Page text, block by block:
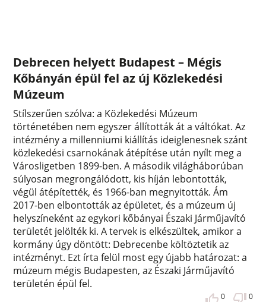
Debrecen helyett Budapest – Mégis
Kőbányán épül fel az új Közlekedési
Múzeum
Stílszerűen szólva: a Közlekedési Múzeum
történetében nem egyszer állították át a váltókat. Az
intézmény a millenniumi kiállítás ideiglenesnek szánt
közlekedési csarnokának átépítése után nyílt meg a
Városligetben 1899-ben. A második világháborúban
súlyosan megrongálódott, kis híján lebontották,
végül átépítették, és 1966-ban megnyitották. Ám
2017-ben elbontották az épületet, és a múzeum új
helyszíneként az egykori kőbányai Északi Járműjavító
területét jelölték ki. A tervek is elkészültek, amikor a
kormány úgy döntött: Debrecenbe költöztetik az
intézményt. Ezt írta felül most egy újabb határozat: a
múzeum mégis Budapesten, az Északi Járműjavító
területén épül fel.
0 0